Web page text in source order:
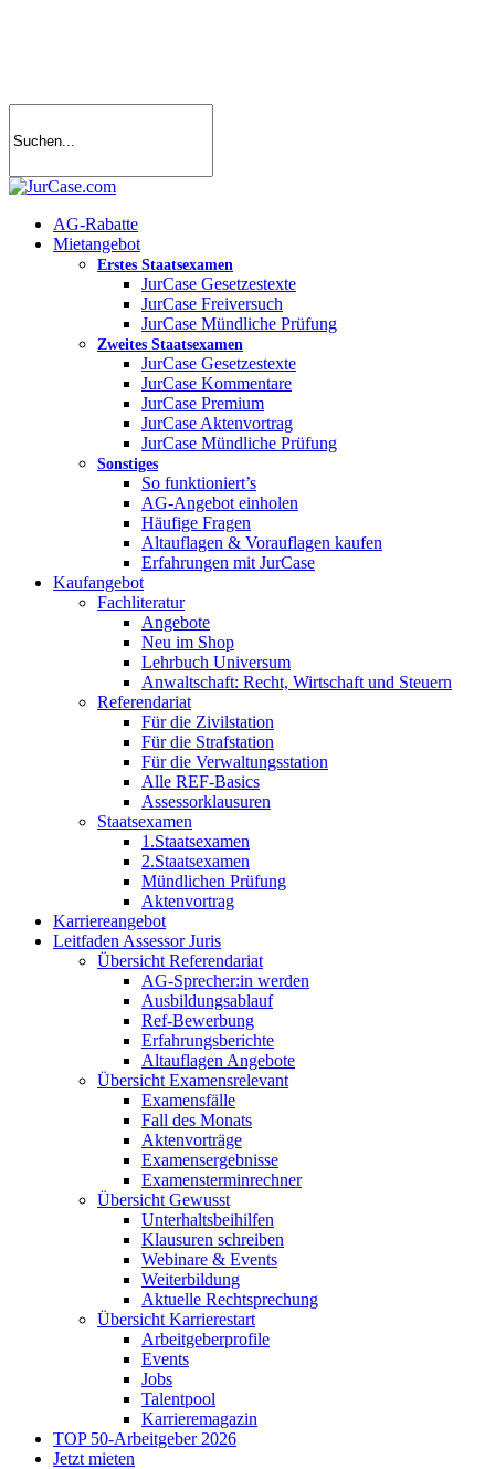
search
account
Menu
AG-Rabatte
Mietangebot
Erstes Staatsexamen
JurCase Gesetzestexte
JurCase Freiversuch
JurCase Mündliche Prüfung
Zweites Staatsexamen
JurCase Gesetzestexte
JurCase Kommentare
JurCase Premium
JurCase Aktenvortrag
JurCase Mündliche Prüfung
Sonstiges
So funktioniert’s
AG-Angebot einholen
Häufige Fragen
Altauflagen & Vorauflagen kaufen
Erfahrungen mit JurCase
Kaufangebot
Fachliteratur
Angebote
Neu im Shop
Lehrbuch Universum
Anwaltschaft: Recht, Wirtschaft und Steuern
Referendariat
Für die Zivilstation
Für die Strafstation
Für die Verwaltungsstation
Alle REF-Basics
Assessorklausuren
Staatsexamen
1.Staatsexamen
2.Staatsexamen
Mündlichen Prüfung
Aktenvortrag
Karriereangebot
Leitfaden Assessor Juris
Übersicht Referendariat
AG-Sprecher:in werden
Ausbildungsablauf
Ref-Bewerbung
Erfahrungsberichte
Altauflagen Angebote
Übersicht Examensrelevant
Examensfälle
Fall des Monats
Aktenvorträge
Examensergebnisse
Examensterminrechner
Übersicht Gewusst
Unterhaltsbeihilfen
Klausuren schreiben
Webinare & Events
Weiterbildung
Aktuelle Rechtsprechung
Übersicht Karrierestart
Arbeitgeberprofile
Events
Jobs
Talentpool
Karrieremagazin
TOP 50-Arbeitgeber 2026
Jetzt mieten